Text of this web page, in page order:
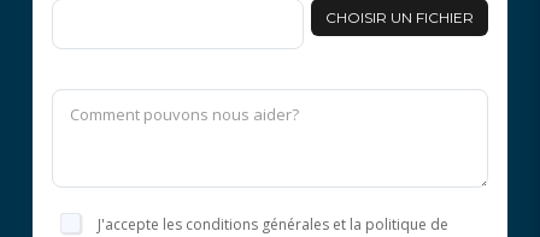
CHOISIR UN FICHIER
J'accepte les conditions générales et la politique de